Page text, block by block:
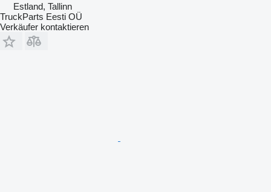
Estland, Tallinn
TruckParts Eesti OÜ
Verkäufer kontaktieren